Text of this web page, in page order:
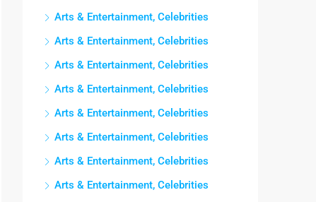
Arts & Entertainment, Celebrities
Arts & Entertainment, Celebrities
Arts & Entertainment, Celebrities
Arts & Entertainment, Celebrities
Arts & Entertainment, Celebrities
Arts & Entertainment, Celebrities
Arts & Entertainment, Celebrities
Arts & Entertainment, Celebrities